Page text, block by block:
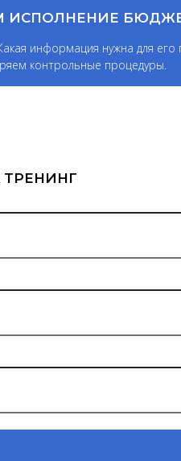
ИСПОЛНЕНИЕ
информация нужна для
контрольные процедуры.
ТРЕНИНГ